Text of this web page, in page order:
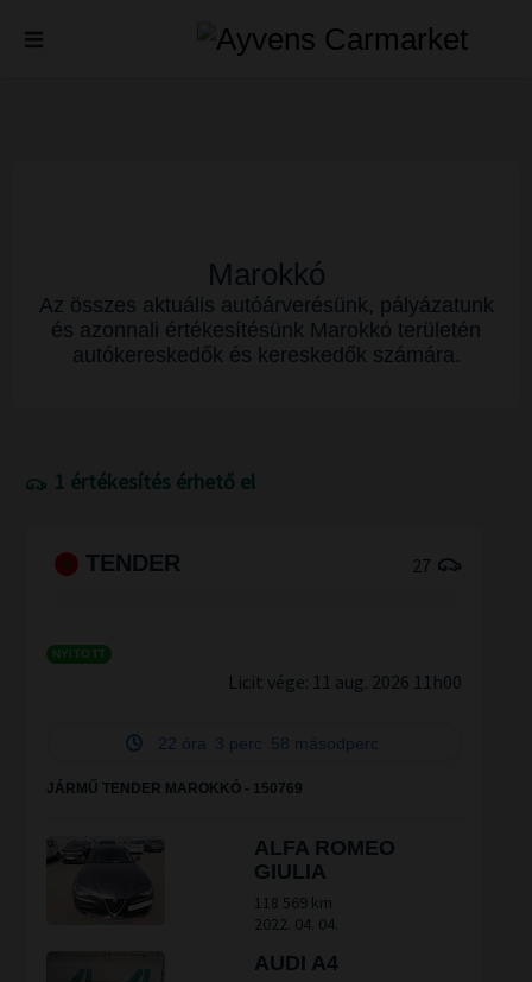
Marokkó
Az összes aktuális autóárverésünk, pályázatunk
és azonnali értékesítésünk Marokkó területén
autókereskedők és kereskedők számára.
1 értékesítés érhető el
TENDER 27
NYITOTT
Licit vége: 11 aug. 2026 11h00
22 óra 3 perc 58 másodperc
JÁRMŰ TENDER MAROKKÓ - 150769
ALFA ROMEO
GIULIA
118 569 km
2022. 04. 04.
AUDI A4